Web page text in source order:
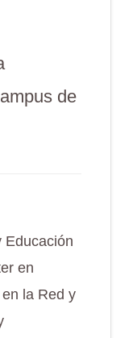
de
Educación
en
la Red y